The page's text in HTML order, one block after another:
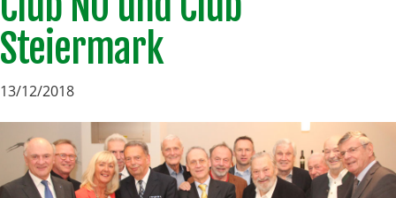
Steiermark
13/12/2018